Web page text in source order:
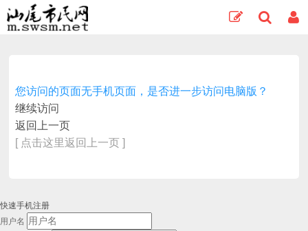
您访问的页面无手机页面，是否进一步访问电脑版？
继续访问
返回上一页
[ 点击这里返回上一页 ]
快速手机注册
用户名